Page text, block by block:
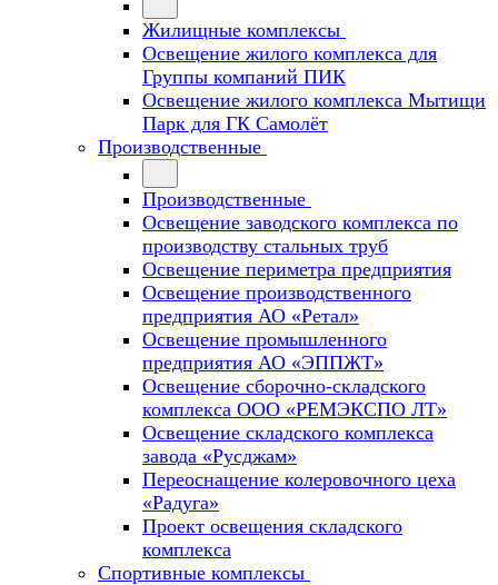
Жилищные комплексы
Освещение жилого комплекса для
Группы компаний ПИК
Освещение жилого комплекса Мытищи
Парк для ГК Самолёт
Производственные
Производственные
Освещение заводского комплекса по
производству стальных труб
Освещение периметра предприятия
Освещение производственного
предприятия АО «Ретал»
Освещение промышленного
предприятия АО «ЭППЖТ»
Освещение сборочно-складского
комплекса ООО «РЕМЭКСПО ЛТ»
Освещение складского комплекса
завода «Русджам»
Переоснащение колеровочного цеха
«Радуга»
Проект освещения складского
комплекса
Спортивные комплексы